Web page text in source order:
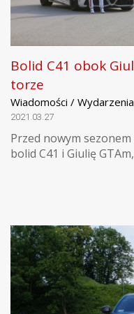
Bolid C41 obok
torze
Wiadomości / Wydarzenia
2021.03.27
Przed nowym
bolid C41 i Giulię